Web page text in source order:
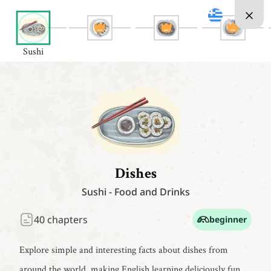
Sushi
Dishes
Sushi - Food and Drinks
40chapters beginner
Explore simple and interesting facts about dishes from